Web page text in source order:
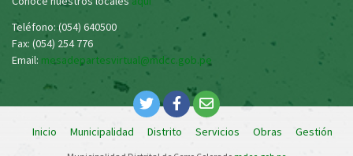
Teléfono: (054) 640500
Fax: (054) 254 776
Email: mesadepartesvirtual@mdcc.gob.pe
Inicio Municipalidad Distrito Servicios Obras Gestión